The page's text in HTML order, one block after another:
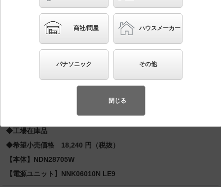
かんたん照度計算
天井埋込型 LED（昼白色） ダウンライト 浅型9H・
ビーム角80度・拡散タイプ・光源遮光角15度 埋込穴
φ175 白熱電球60形1灯器具相当 LED 60形
（長寿命・省電力のLEDを主照明にした、高品
質、快適性、先進性を備えた商品群です。）※LEDを中心とする次世
◆工場在庫品
◆希望小売価格 18,240 円（税抜）
【本体】NDN28705W
【電源ユニット】NNK06010N LE9
商社/問屋 ハウスメーカー
パナソニック その他
閉じる